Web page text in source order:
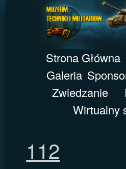
Strona Główna
Galeria
Zwiedzanie
Wirtualny
112